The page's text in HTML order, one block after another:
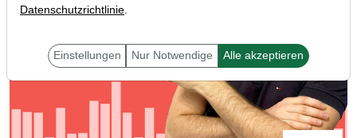
Datenschutzrichtlinie.
Einstellungen Nur Notwendige Alle akzeptieren